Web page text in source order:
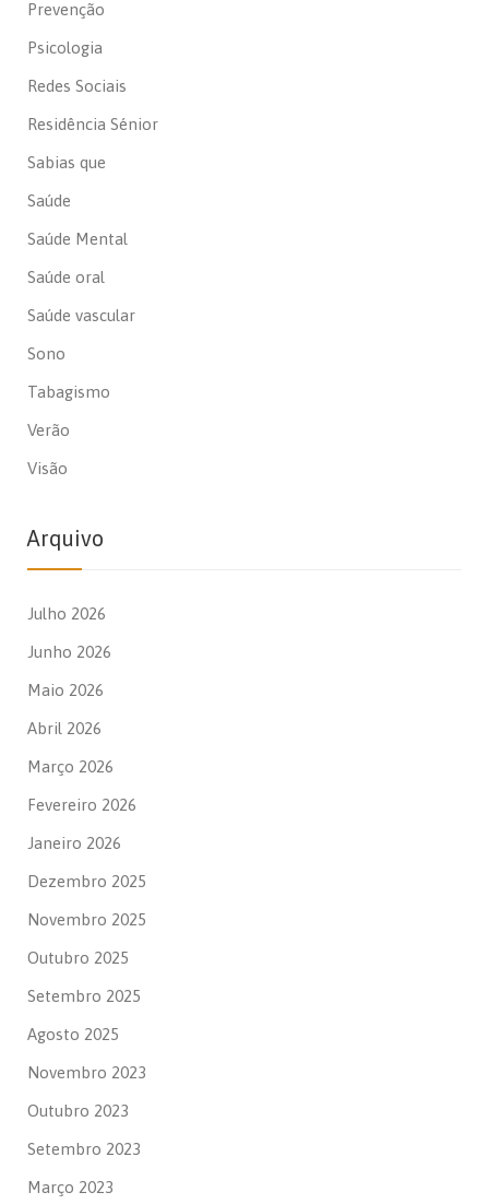
Prevenção
Psicologia
Redes Sociais
Residência Sénior
Sabias que
Saúde
Saúde Mental
Saúde oral
Saúde vascular
Sono
Tabagismo
Verão
Visão
Arquivo
Julho 2026
Junho 2026
Maio 2026
Abril 2026
Março 2026
Fevereiro 2026
Janeiro 2026
Dezembro 2025
Novembro 2025
Outubro 2025
Setembro 2025
Agosto 2025
Novembro 2023
Outubro 2023
Setembro 2023
Março 2023